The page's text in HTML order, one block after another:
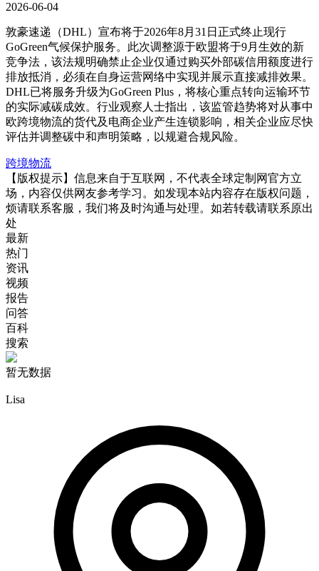
2026-06-04
敦豪速递（DHL）宣布将于2026年8月31日正式终止现行
GoGreen气候保护服务。此次调整源于欧盟将于9月生效的新
竞争法，该法规明确禁止企业仅通过购买外部碳信用额度进行
排放抵消，必须在自身运营网络中实现并展示直接减排效果。
DHL已将服务升级为GoGreen Plus，将核心重点转向运输环节
的实际减碳成效。行业观察人士指出，该监管趋势将对从事中
欧跨境物流的货代及电商企业产生连锁影响，相关企业应尽快
评估并调整碳中和声明策略，以规避合规风险。
跨境物流
【版权提示】信息来自于互联网，不代表全球定制网官方立
场，内容仅供网友参考学习。如发现本站内容存在版权问题，
烦请联系客服，我们将及时沟通与处理。如若转载请联系原出
处
最新
热门
资讯
视频
报告
问答
百科
搜索
暂无数据
Lisa